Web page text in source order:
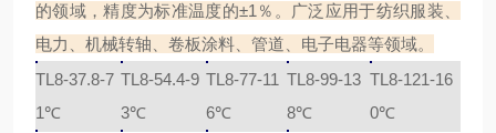
的领域，精度为标准温度的±1 ％。广泛应用于纺织服装、
电力、机械转轴、卷板涂料、管道、电子电器等领域。
TL8-37.8-7
1℃
TL8-54.4-9
3℃
TL8-77-11
6℃
TL8-99-13
8℃
TL8-121-16
0℃